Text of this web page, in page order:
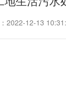
2022-12-13